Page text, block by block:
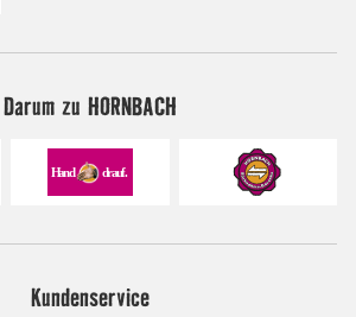
Darum zu HORNBACH
Kundenservice